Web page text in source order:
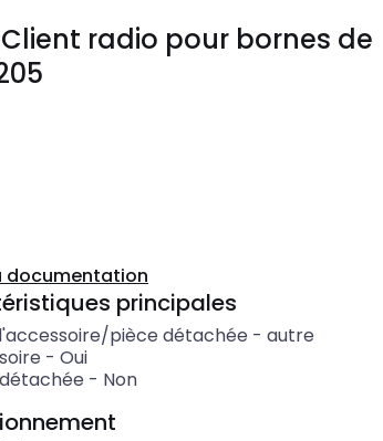
radio pour bornes de
documentation
principales
pièce détachée - autre
- Oui
- Non